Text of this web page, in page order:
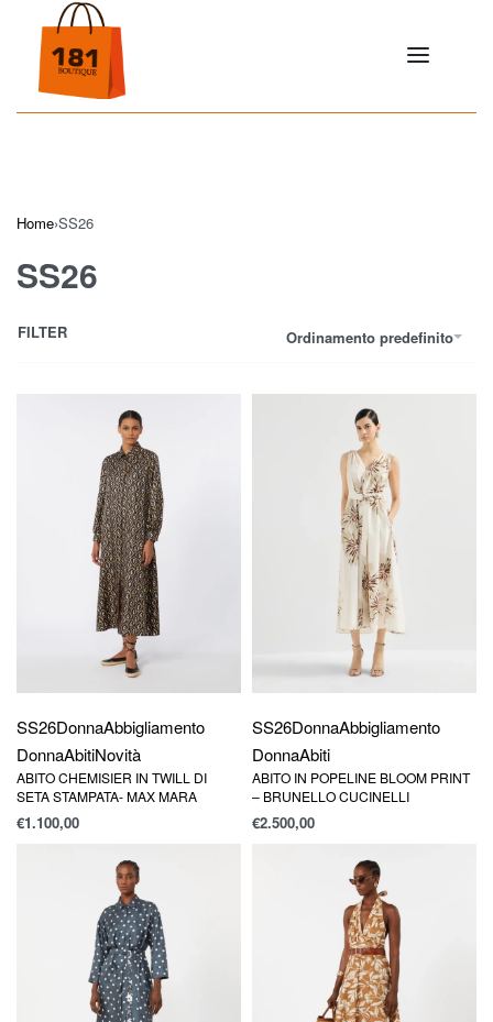
Home›SS26
SS26
Ordinamento predefinito
FILTER
SS26DonnaAbbigliamento
DonnaAbitiNovità
ABITO CHEMISIER IN TWILL DI
SETA STAMPATA- MAX MARA
€1.100,00
SS26DonnaAbbigliamento
DonnaAbiti
ABITO IN POPELINE BLOOM PRINT
– BRUNELLO CUCINELLI
€2.500,00